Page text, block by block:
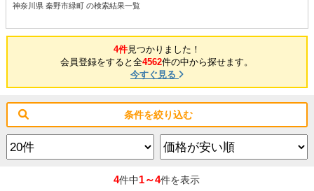
神奈川県 秦野市緑町 の検索結果一覧
4件見つかりました！
会員登録をすると全4562件の中から探せます。
今すぐ見る
条件を絞り込む
4件中1～4件を表示